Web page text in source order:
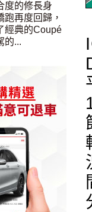
度的修長身
再度回歸，
經典的Coupé
的...